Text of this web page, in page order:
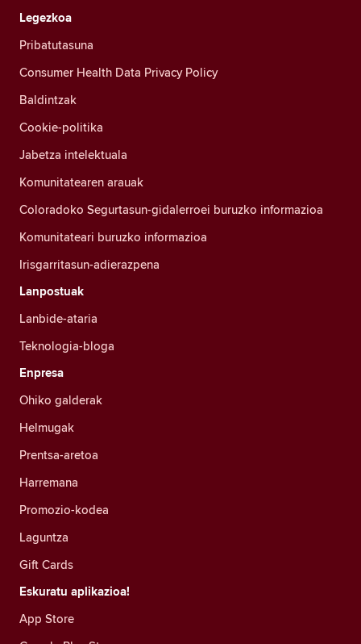
Legezkoa
Pribatutasuna
Consumer Health Data Privacy Policy
Baldintzak
Cookie-politika
Jabetza intelektuala
Komunitatearen arauak
Coloradoko Segurtasun-gidalerroei buruzko informazioa
Komunitateari buruzko informazioa
Irisgarritasun-adierazpena
Lanpostuak
Lanbide-ataria
Teknologia-bloga
Enpresa
Ohiko galderak
Helmugak
Prentsa-aretoa
Harremana
Promozio-kodea
Laguntza
Gift Cards
Eskuratu aplikazioa!
App Store